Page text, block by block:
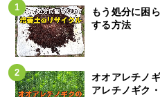
もう処分に困
する方法
オオアレチノ
アレチノギク